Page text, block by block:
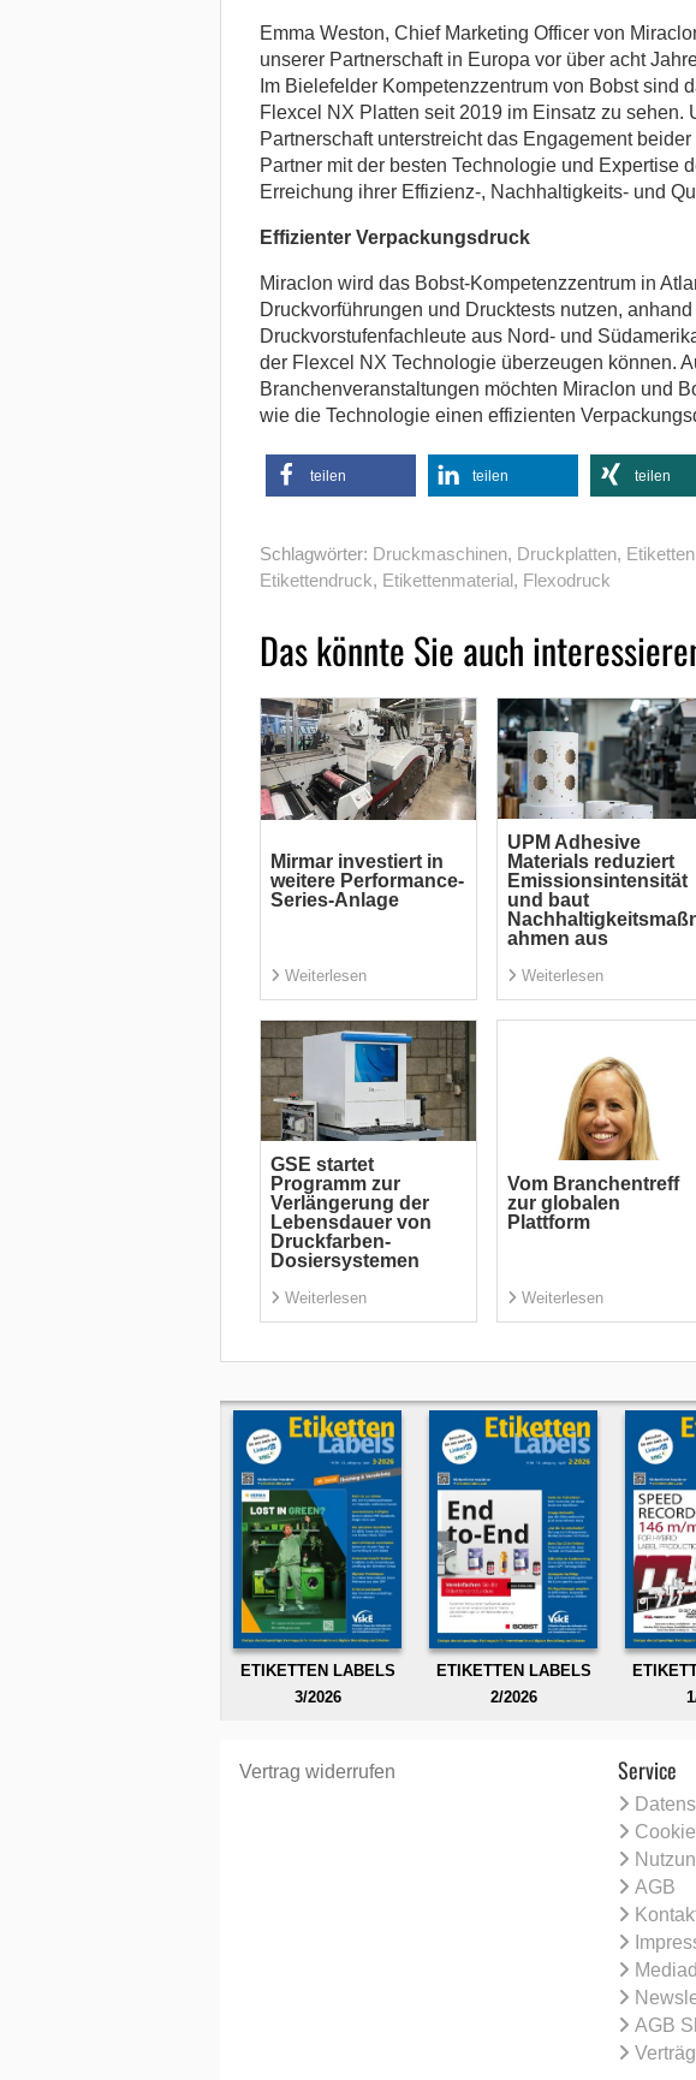
Emma Weston, Chief Marketing Officer von
unserer Partnerschaft in Europa vor über acht
Im Bielefelder Kompetenzzentrum von Bobst sind
Flexcel NX Platten seit 2019 im Einsatz zu sehen.
Partnerschaft unterstreicht das Engagement
Partner mit der besten Technologie und Expertise
Erreichung ihrer Effizienz-, Nachhaltigkeits- und
Effizienter Verpackungsdruck
Miraclon wird das Bobst-Kompetenzzentrum in
Druckvorführungen und Drucktests nutzen,
Druckvorstufenfachleute aus Nord- und
der Flexcel NX Technologie überzeugen können.
Branchenveranstaltungen möchten Miraclon und
wie die Technologie einen effizienten
teilen teilen teilen
Schlagwörter: Druckmaschinen, Druckplatten, Etiketten
Etikettendruck, Etikettenmaterial, Flexodruck
Das könnte Sie auch
Mirmar investiert in
weitere Performance-
Series-Anlage
Weiterlesen
UPM Adhesive
Materials reduziert
Emissionsintensität
und baut
ahmen aus
Weiterlesen
GSE startet
Programm zur
Verlängerung der
Lebensdauer von
Druckfarben-
Dosiersystemen
Weiterlesen
Vom Branchentreff
zur globalen
Plattform
Weiterlesen
ETIKETTEN LABELS
3/2026
ETIKETTEN LABELS
2/2026
Vertrag widerrufen Service
AGB
AGB